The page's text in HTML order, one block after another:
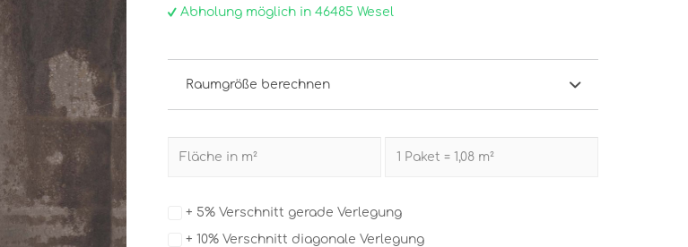
Abholung möglich in 46485 Wesel
Raumgröße berechnen
+ 5% Verschnitt gerade Verlegung
+ 10% Verschnitt diagonale Verlegung